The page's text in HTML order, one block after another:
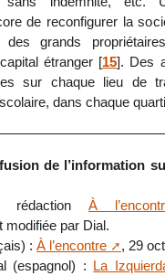
de reconfigurer la
des grands
étranger[15]. Des
sur chaque lieu de
dans chaque
de l’information
rédaction À
modifiée par Dial.
: À l’encontre
, 29
(espagnol) : La